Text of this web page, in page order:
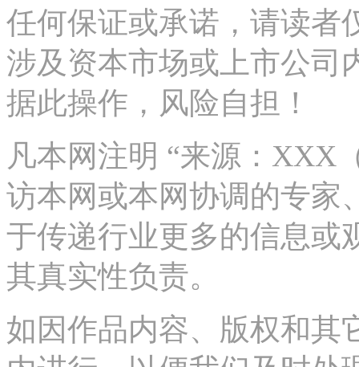
任何保证或承诺，请读者
涉及资本市场或上市公司
据此操作，风险自担！
凡本网注明 “来源：XXX
访本网或本网协调的专家
于传递行业更多的信息或
其真实性负责。
如因作品内容、版权和其